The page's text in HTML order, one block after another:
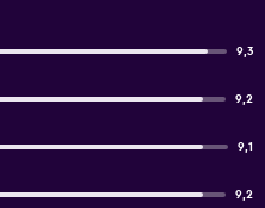
9,3
9,2
9,1
9,2